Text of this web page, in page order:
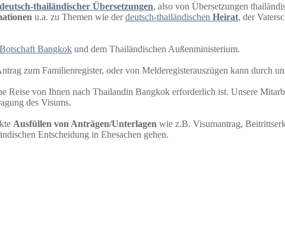
thailändischer Übersetzungen, also von Übersetzungen
u.a. zu Themen wie derdeutsch-thailändischen Heirat, der
Bangkok und dem Thailändischen Außenministerium.
zum Familienregister, oder von Melderegisterauszügen kann durch
Reise von Ihnen nach Thailandin Bangkok erforderlich ist. Unsere
des Visums.
Ausfüllen von Anträgen/Unterlagen wie z.B. Visumantrag,
Entscheidung in Ehesachen gehen.